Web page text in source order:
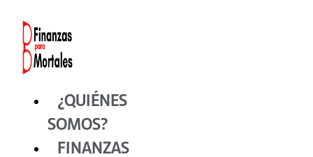
contenido
¿QUIÉNES
SOMOS?
FINANZAS